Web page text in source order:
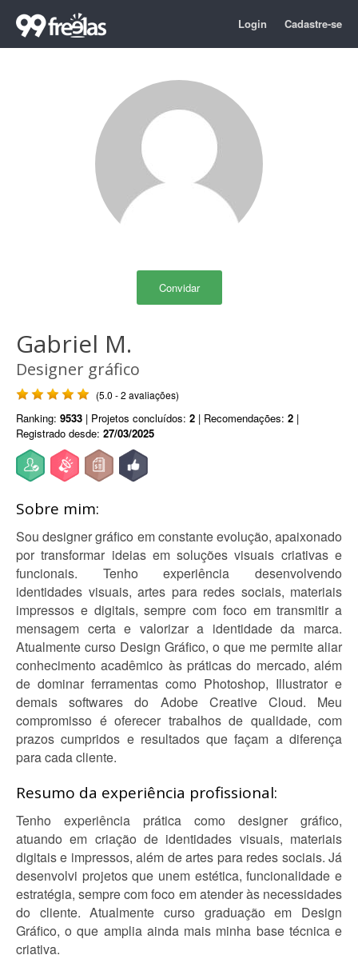
Login Cadastre-se
Convidar
Gabriel M.
Designer gráfico
(5.0 - 2 avaliações)
Ranking: 9533 | Projetos concluídos: 2 | Recomendações: 2 |
Registrado desde: 27/03/2025
Sobre mim:
Sou designer gráfico em constante evolução, apaixonado
por transformar ideias em soluções visuais criativas e
funcionais. Tenho experiência desenvolvendo
identidades visuais, artes para redes sociais, materiais
impressos e digitais, sempre com foco em transmitir a
mensagem certa e valorizar a identidade da marca.
Atualmente curso Design Gráfico, o que me permite aliar
conhecimento acadêmico às práticas do mercado, além
de dominar ferramentas como Photoshop, Illustrator e
demais softwares do Adobe Creative Cloud. Meu
compromisso é oferecer trabalhos de qualidade, com
prazos cumpridos e resultados que façam a diferença
para cada cliente.
Resumo da experiência profissional:
Tenho experiência prática como designer gráfico,
atuando em criação de identidades visuais, materiais
digitais e impressos, além de artes para redes sociais. Já
desenvolvi projetos que unem estética, funcionalidade e
estratégia, sempre com foco em atender às necessidades
do cliente. Atualmente curso graduação em Design
Gráfico, o que amplia ainda mais minha base técnica e
criativa.